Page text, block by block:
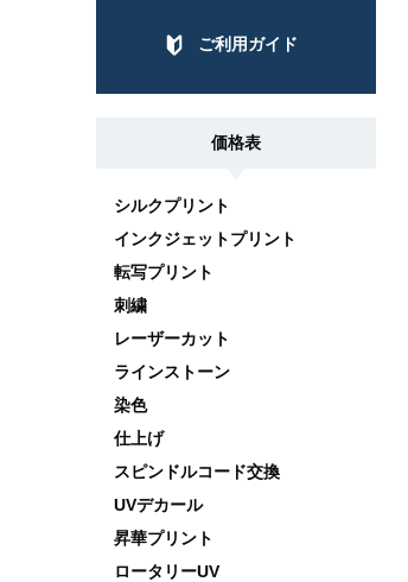
ご利用ガイド
価格表
シルクプリント
インクジェットプリント
転写プリント
刺繍
レーザーカット
ラインストーン
染色
仕上げ
スピンドルコード交換
UVデカール
昇華プリント
ロータリーUV